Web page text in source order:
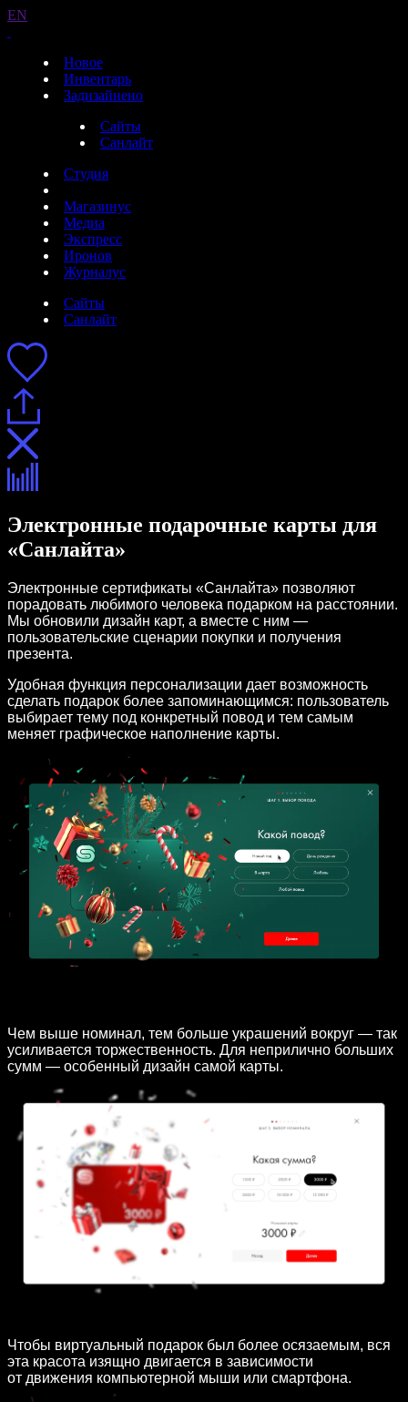
EN
Новое
Инвентарь
Задизайнено
Сайты
Санлайт
Студия
Магазинус
Медиа
Экспресс
Иронов
Журналус
Сайты
Санлайт
Электронные подарочные карты для
«Санлайта»
Электронные сертификаты «Санлайта» позволяют
порадовать любимого человека подарком на расстоянии.
Мы обновили дизайн карт, а вместе с ним —
пользовательские сценарии покупки и получения
презента.
Удобная функция персонализации дает возможность
сделать подарок более запоминающимся: пользователь
выбирает тему под конкретный повод и тем самым
меняет графическое наполнение карты.
Чем выше номинал, тем больше украшений вокруг — так
усиливается торжественность. Для неприлично больших
сумм — особенный дизайн самой карты.
Чтобы виртуальный подарок был более осязаемым, вся
эта красота изящно двигается в зависимости
от движения компьютерной мыши или смартфона.